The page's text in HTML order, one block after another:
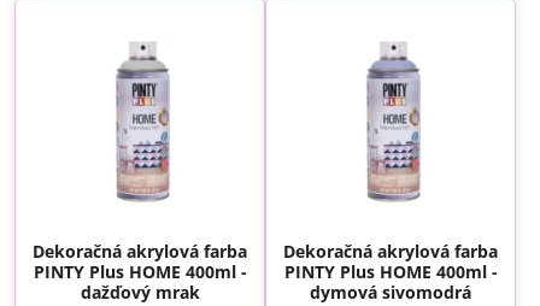
Dekoračná akrylová farba
PINTY Plus HOME 400ml -
dažďový mrak
Dekoračná akrylová farba
PINTY Plus HOME 400ml -
dymová sivomodrá